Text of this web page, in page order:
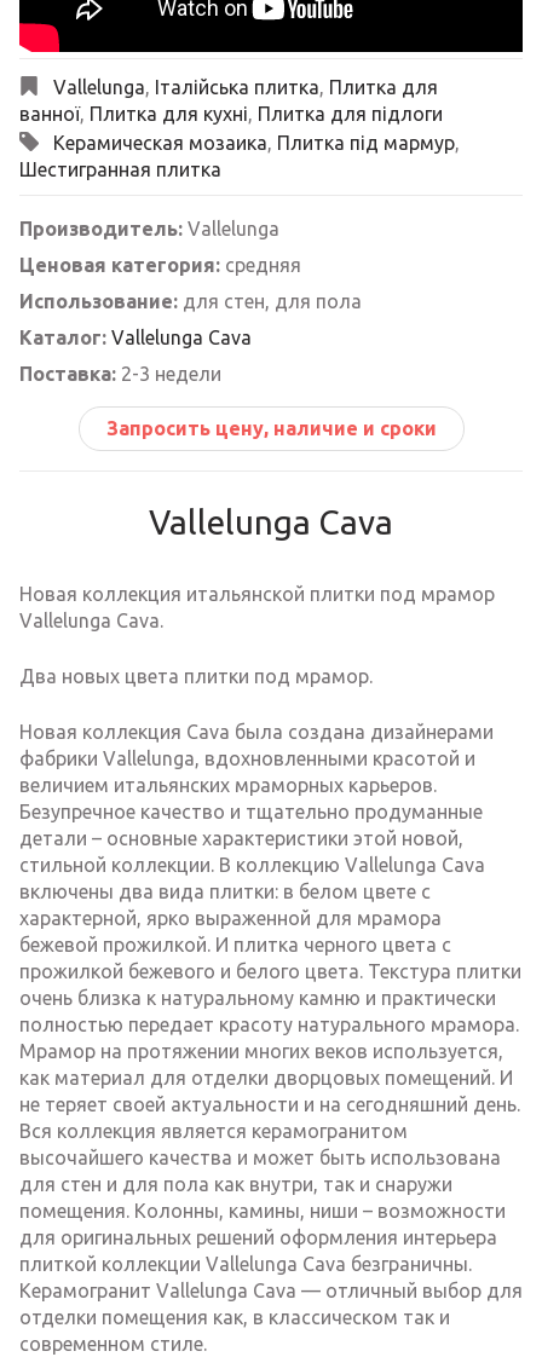
Vallelunga, Італійська плитка, Плитка для
ванної, Плитка для кухні, Плитка для підлоги
Керамическая мозаика, Плитка під мармур,
Шестигранная плитка
Производитель: Vallelunga
Ценовая категория: средняя
Использование: для стен, для пола
Каталог: Vallelunga Cava
Поставка: 2-3 недели
Запросить цену, наличие и сроки
Vallelunga Cava
Новая коллекция итальянской плитки под мрамор
Vallelunga Cava.
Два новых цвета плитки под мрамор.
Новая коллекция Cava была создана дизайнерами
фабрики Vallelunga, вдохновленными красотой и
величием итальянских мраморных карьеров.
Безупречное качество и тщательно продуманные
детали – основные характеристики этой новой,
стильной коллекции. В коллекцию Vallelunga Cava
включены два вида плитки: в белом цвете с
характерной, ярко выраженной для мрамора
бежевой прожилкой. И плитка черного цвета с
прожилкой бежевого и белого цвета. Текстура плитки
очень близка к натуральному камню и практически
полностью передает красоту натурального мрамора.
Мрамор на протяжении многих веков используется,
как материал для отделки дворцовых помещений. И
не теряет своей актуальности и на сегодняшний день.
Вся коллекция является керамогранитом
высочайшего качества и может быть использована
для стен и для пола как внутри, так и снаружи
помещения. Колонны, камины, ниши – возможности
для оригинальных решений оформления интерьера
плиткой коллекции Vallelunga Cava безграничны.
Керамогранит Vallelunga Cava — отличный выбор для
отделки помещения как, в классическом так и
современном стиле.